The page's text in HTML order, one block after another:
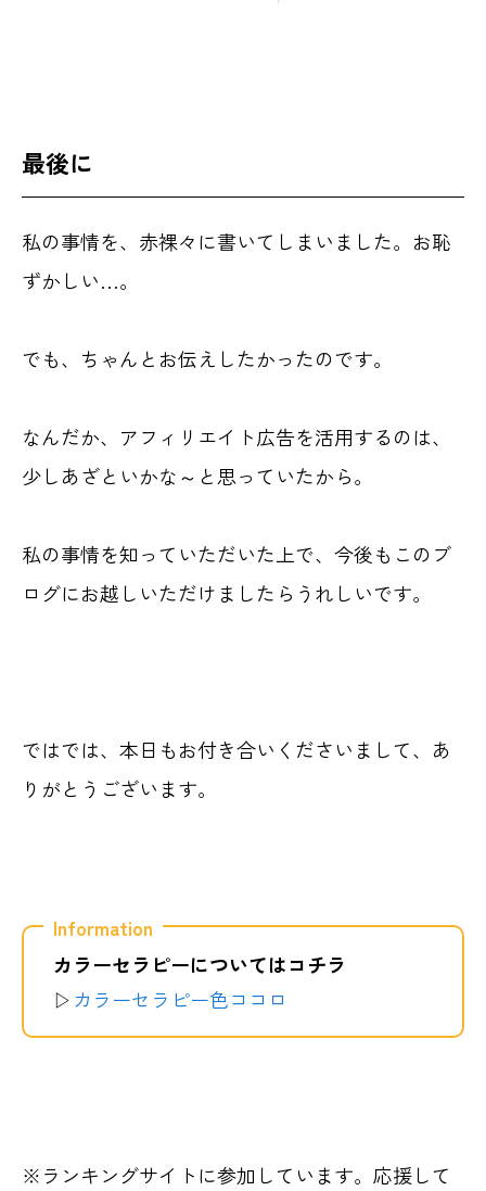
最後に
私の事情を、赤裸々に書いてしまいました。お恥
ずかしい…。
でも、ちゃんとお伝えしたかったのです。
なんだか、アフィリエイト広告を活用するのは、
少しあざといかな～と思っていたから。
私の事情を知っていただいた上で、今後もこのブ
ログにお越しいただけましたらうれしいです。
ではでは、本日もお付き合いくださいまして、あ
りがとうございます。
Information
カラーセラピーについてはコチラ
▷カラーセラピー色ココロ
※ランキングサイトに参加しています。応援して